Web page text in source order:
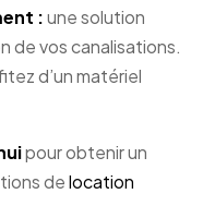
:une solution
de vos canalisations.
d’un matériel
pour obtenir un
delocation